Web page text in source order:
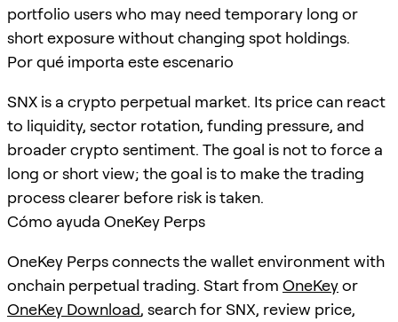
portfolio users who may need temporary long or
short exposure without changing spot holdings.
Por qué importa este escenario
SNX is a crypto perpetual market. Its price can react
to liquidity, sector rotation, funding pressure, and
broader crypto sentiment. The goal is not to force a
long or short view; the goal is to make the trading
process clearer before risk is taken.
Cómo ayuda OneKey Perps
OneKey Perps connects the wallet environment with
onchain perpetual trading. Start from OneKeyor
OneKey Download, search for SNX, review price,